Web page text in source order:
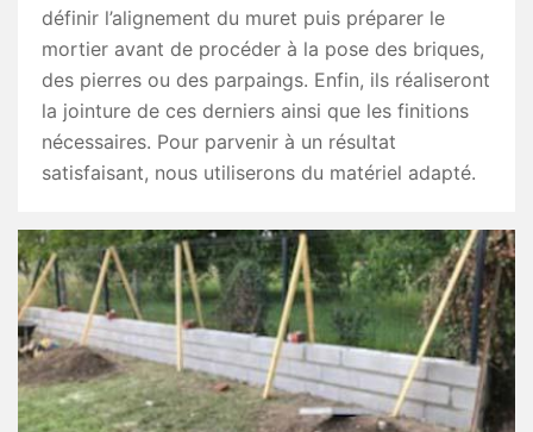
définir l’alignement du muret puis préparer le
mortier avant de procéder à la pose des briques,
des pierres ou des parpaings. Enfin, ils réaliseront
la jointure de ces derniers ainsi que les finitions
nécessaires. Pour parvenir à un résultat
satisfaisant, nous utiliserons du matériel adapté.